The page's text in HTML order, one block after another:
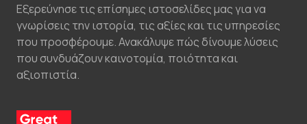
Εξερεύνησε τις επίσημες ιστοσελίδες μας για να
γνωρίσεις την ιστορία, τις αξίες και τις υπηρεσίες
που προσφέρουμε. Ανακάλυψε πώς δίνουμε λύσεις
που συνδυάζουν καινοτομία, ποιότητα και
αξιοπιστία.